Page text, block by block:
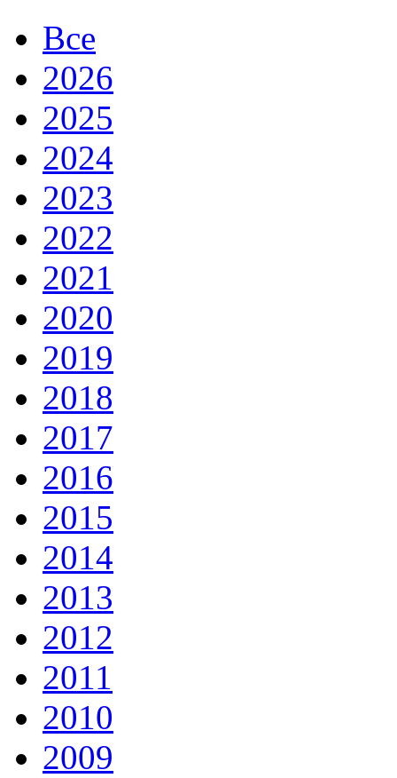
Все
2026
2025
2024
2023
2022
2021
2020
2019
2018
2017
2016
2015
2014
2013
2012
2011
2010
2009